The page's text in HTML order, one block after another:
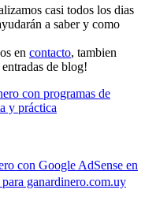
casi todos los dias
a saber y como
en contacto, tambien
de blog!
con programas de
y práctica
con Google AdSense en
ganardinero.com.uy